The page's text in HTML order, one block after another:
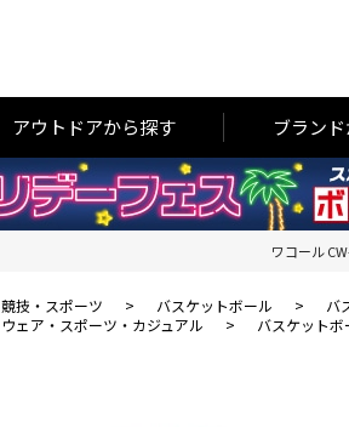
アウトドアから探す ブラン
ワコール
競技・スポーツ > バスケットボール > バ
ウェア・スポーツ・カジュアル > バスケットボ